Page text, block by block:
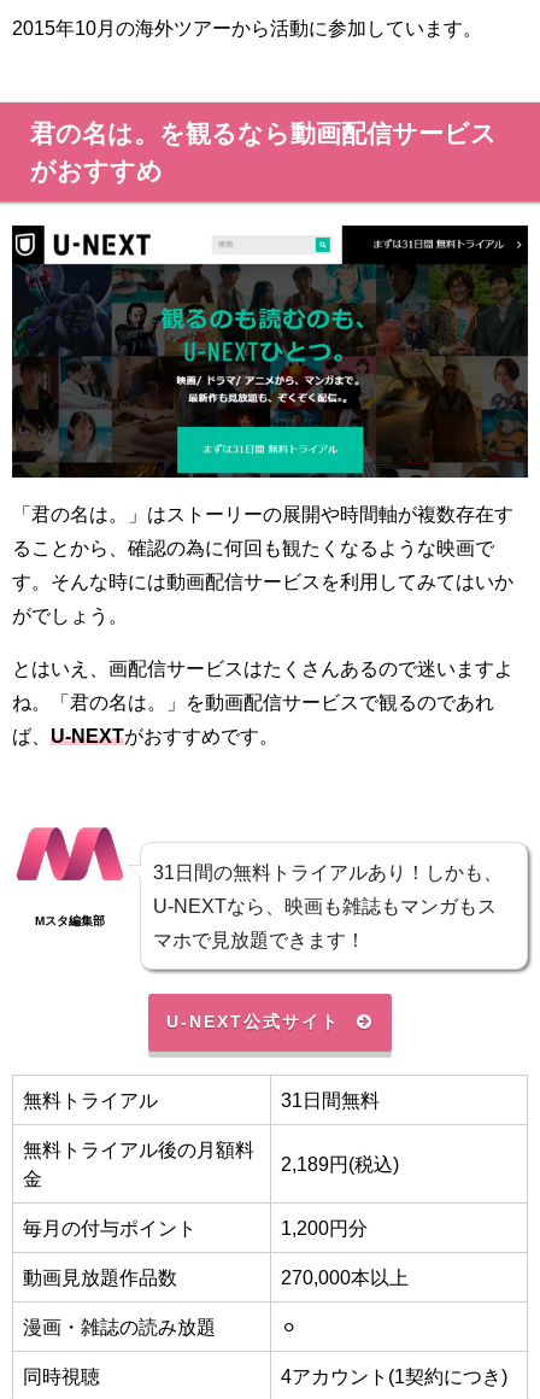
2015年10月の海外ツアーから活動に参加しています。
君の名は。を観るなら動画配信サービス
がおすすめ
「君の名は。」はストーリーの展開や時間軸が複数存在す
ることから、確認の為に何回も観たくなるような映画で
す。そんな時には動画配信サービスを利用してみてはいか
がでしょう。
とはいえ、画配信サービスはたくさんあるので迷いますよ
ね。「君の名は。」を動画配信サービスで観るのであれ
ば、 U-NEXTがおすすめです。
Mスタ編集部
31日間の無料トライアルあり！しかも、
U-NEXTなら、映画も雑誌もマンガもス
マホで見放題できます！
U-NEXT公式サイト
無料トライアル 31日間無料
無料トライアル後の月額料
金
2,189円(税込)
毎月の付与ポイント 1,200円分
動画見放題作品数 270,000本以上
漫画・雑誌の読み放題 ⚪︎
同時視聴 4アカウント(1契約につき)